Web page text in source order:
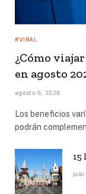
#VIRAL
¿Cómo
en agosto
agosto 6, 2026
Los beneficios
podrán
julio